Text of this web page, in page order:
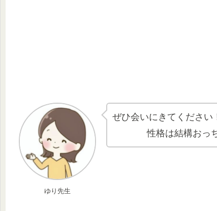
ゆり先生
ぜひ会いにきてください
性格は結構おっ